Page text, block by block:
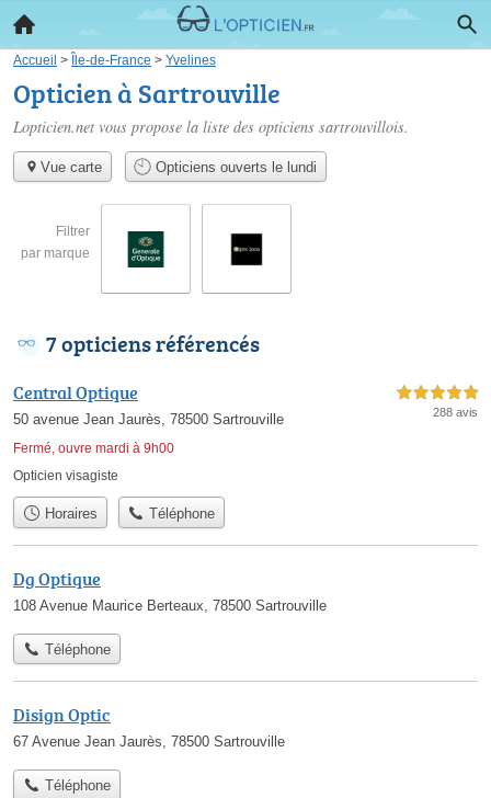
Accueil > Île-de-France > Yvelines
Opticien à Sartrouville
Lopticien.net vous propose la liste des opticiens sartrouvillois.
Vue carte Opticiens ouverts le lundi
Filtrer
par marque
7 opticiens référencés
Central Optique
50 avenue Jean Jaurès, 78500 Sartrouville
Fermé, ouvre mardi à 9h00
5,0 étoiles sur 5
288 avis
Opticien visagiste
Horaires Téléphone
Dg Optique
108 Avenue Maurice Berteaux, 78500 Sartrouville
Téléphone
Disign Optic
67 Avenue Jean Jaurès, 78500 Sartrouville
Téléphone